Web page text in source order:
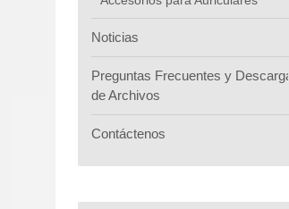
Noticias
Preguntas Frecuentes y Descarga
de Archivos
Contáctenos